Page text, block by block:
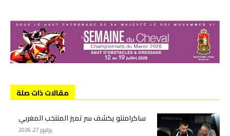
مقالات ذات صلة
ساكرامنتو يكشف سر تميز المنتخب المغربي
يوليوز 27, 2026